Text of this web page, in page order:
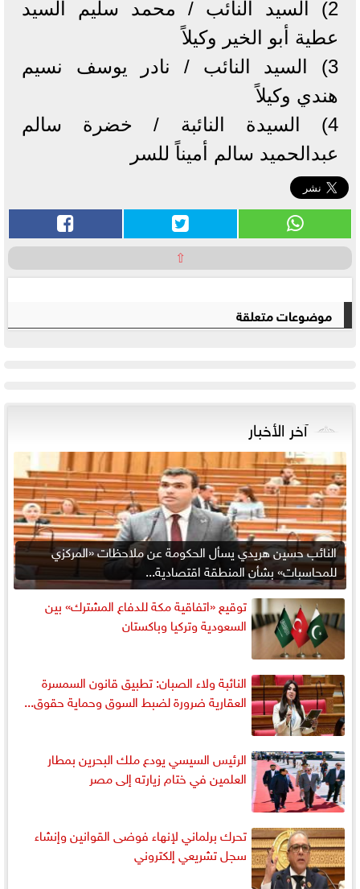
2) السيد النائب / محمد سليم السيد
عطية أبو الخير وكيلاً
3) السيد النائب / نادر يوسف نسيم
هندي وكيلاً
4) السيدة النائبة / خضرة سالم
عبدالحميد سالم أميناً للسر
⇧
موضوعات متعلقة
آخر الأخبار
النائب حسين هريدي يسأل الحكومة عن ملاحظات «المركزي
للمحاسبات» بشأن المنطقة اقتصادية...
توقيع «اتفاقية مكة للدفاع المشترك» بين
السعودية وتركيا وباكستان
النائبة ولاء الصبان: تطبيق قانون السمسرة
العقارية ضرورة لضبط السوق وحماية حقوق...
الرئيس السيسي يودع ملك البحرين بمطار
العلمين في ختام زيارته إلى مصر
تحرك برلماني لإنهاء فوضى القوانين وإنشاء
سجل تشريعي إلكتروني